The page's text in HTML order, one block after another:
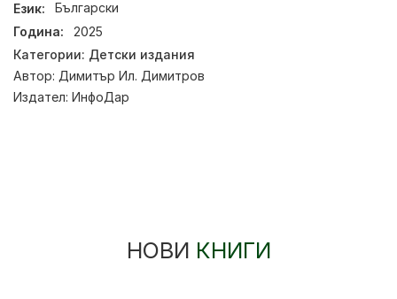
Език:
Български
Година:
2025
Категории: Детски издания
Автор: Димитър Ил. Димитров
Издател: ИнфоДар
НОВИ КНИГИ